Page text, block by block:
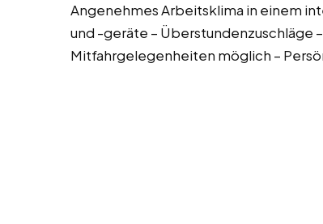
Angenehmes Arbeitsklima in einem
und -geräte – Überstundenzuschläge
Mitfahrgelegenheiten möglich –